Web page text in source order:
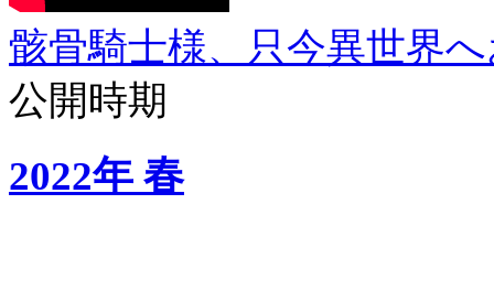
骸骨騎士様、只今異世界
公開時期
2022年 春